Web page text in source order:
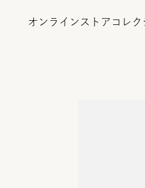
オンラインストア コレク